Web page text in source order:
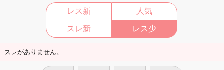
レス新
人気
スレ新
レス少
スレがありません。